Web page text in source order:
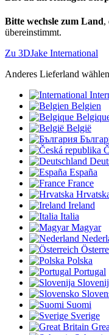
Bitte wechsle zum Land,
übereinstimmt.
Zu 3DJake International
Anderes Lieferland wählen
Belgien
België
España
France
Ireland
Italia
Magyar
Polska
Portugal
Suomi
Sverige